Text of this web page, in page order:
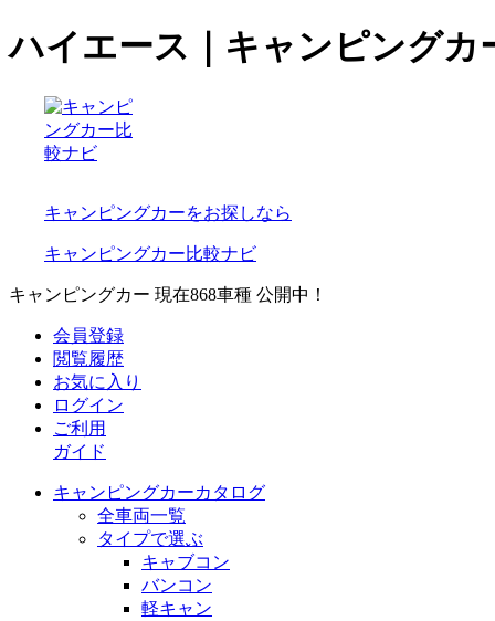
ハイエース｜キャンピングカ
キャンピングカーをお探しなら
キャンピングカー比較ナビ
キャンピングカー 現在868車種 公開中！
会員登録
閲覧履歴
お気に入り
ログイン
ご利用
ガイド
キャンピングカーカタログ
全車両一覧
タイプで選ぶ
キャブコン
バンコン
軽キャン